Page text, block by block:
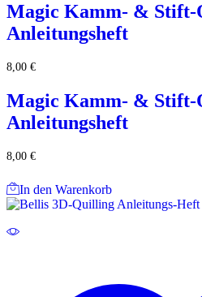
Magic Kamm- & Stift-
Anleitungsheft
8,00 €
Magic Kamm- & Stift-
Anleitungsheft
8,00 €
In den Warenkorb